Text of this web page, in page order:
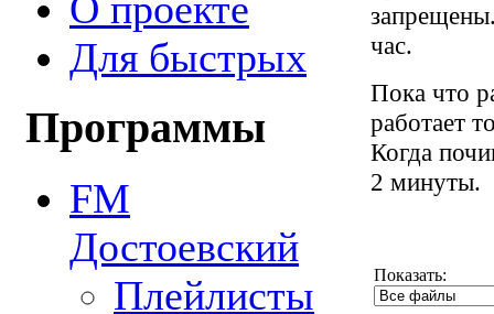
О проекте
Для быстрых
Программы
FM
Достоевский
Плейлисты
час.
Пока что
работает
Когда
2 минуты.
Показать: